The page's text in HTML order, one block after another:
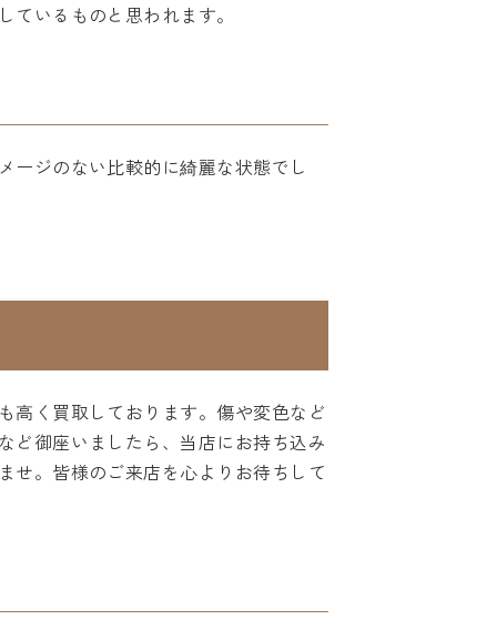
いるものと思われます。
ージのない比較的に綺麗な状態でし
高く買取しております。傷や変色など
ど御座いましたら、当店にお持ち込み
せ。皆様のご来店を心よりお待ちして